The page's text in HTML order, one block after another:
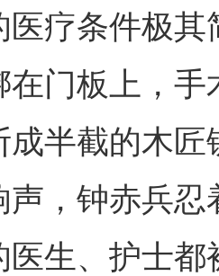
条件极其
在门板上，
成半截的木
声，钟赤兵
医生、护士